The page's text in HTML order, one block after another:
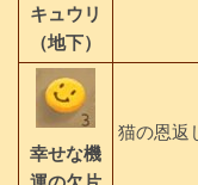
キュウリ
（地下）
幸せな機
猫の恩返